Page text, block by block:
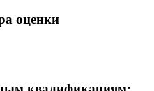
оценки